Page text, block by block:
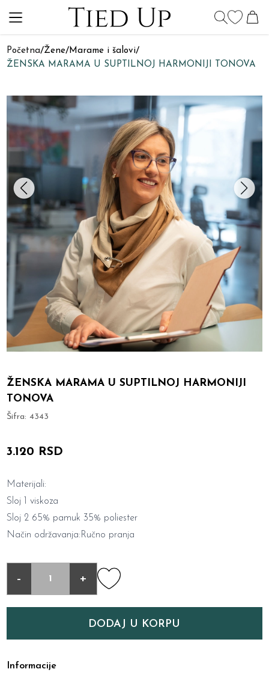
Početna/Žene/Marame i šalovi/
ŽENSKA MARAMA U SUPTILNOJ HARMONIJI TONOVA
ŽENSKA MARAMA U SUPTILNOJ HARMONIJI
TONOVA
Šifra:4343
3.120 RSD
Materijali:
Sloj 1 viskoza
Sloj 2 65% pamuk 35% poliester
Način održavanja:Ručno pranja
- +
DODAJ U KORPU
Informacije